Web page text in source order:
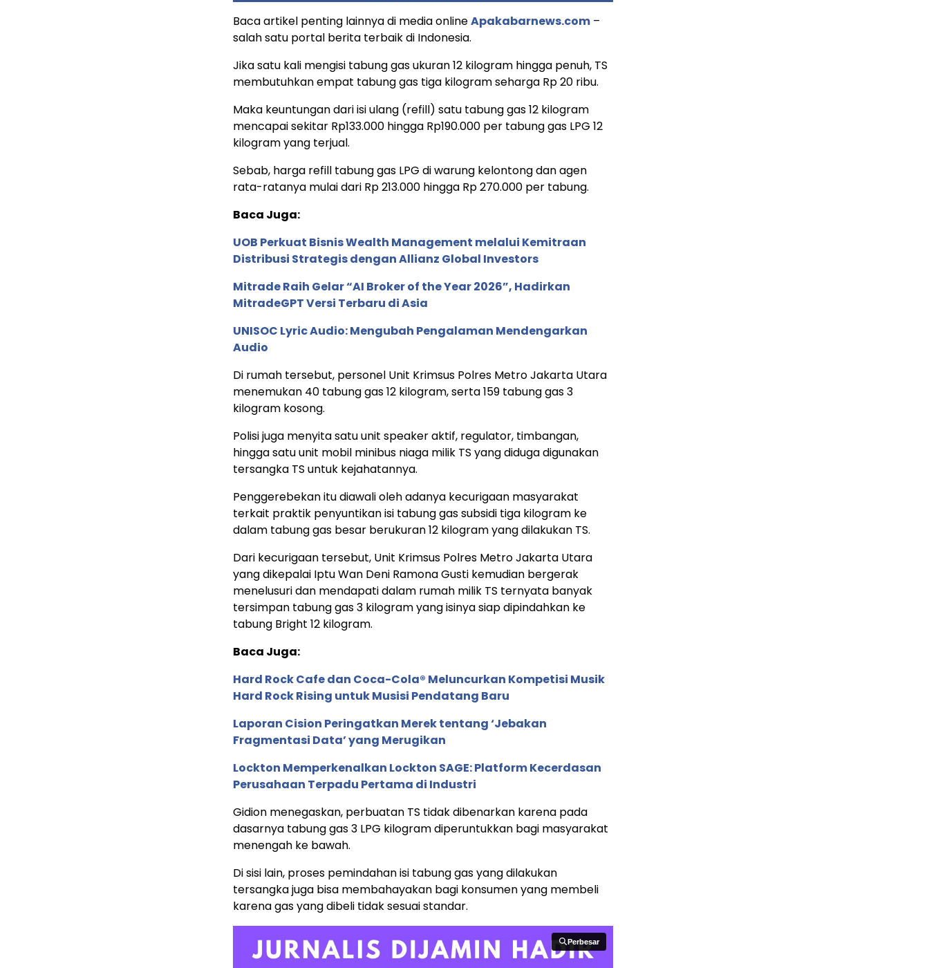
Baca artikel penting lainnya di media onlineApakabarnews.com –
salah satu portal berita terbaik di Indonesia.
Jika satu kali mengisi tabung gas ukuran 12 kilogram hingga penuh, TS
membutuhkan empat tabung gas tiga kilogram seharga Rp 20 ribu.
Maka keuntungan dari isi ulang (refill) satu tabung gas 12 kilogram
mencapai sekitar Rp133.000 hingga Rp190.000 per tabung gas LPG 12
kilogram yang terjual.
Sebab, harga refill tabung gas LPG di warung kelontong dan agen
rata-ratanya mulai dari Rp 213.000 hingga Rp 270.000 per tabung.
Baca Juga:
UOB Perkuat Bisnis Wealth Management melalui Kemitraan
Distribusi Strategis dengan Allianz Global Investors
Mitrade Raih Gelar “AI Broker of the Year 2026”, Hadirkan
MitradeGPT Versi Terbaru di Asia
UNISOC Lyric Audio: Mengubah Pengalaman Mendengarkan
Audio
Di rumah tersebut, personel Unit Krimsus Polres Metro Jakarta Utara
menemukan 40 tabung gas 12 kilogram, serta 159 tabung gas 3
kilogram kosong.
Polisi juga menyita satu unit speaker aktif, regulator, timbangan,
hingga satu unit mobil minibus niaga milik TS yang diduga digunakan
tersangka TS untuk kejahatannya.
Penggerebekan itu diawali oleh adanya kecurigaan masyarakat
terkait praktik penyuntikan isi tabung gas subsidi tiga kilogram ke
dalam tabung gas besar berukuran 12 kilogram yang dilakukan TS.
Dari kecurigaan tersebut, Unit Krimsus Polres Metro Jakarta Utara
yang dikepalai Iptu Wan Deni Ramona Gusti kemudian bergerak
menelusuri dan mendapati dalam rumah milik TS ternyata banyak
tersimpan tabung gas 3 kilogram yang isinya siap dipindahkan ke
tabung Bright 12 kilogram.
Baca Juga:
Hard Rock Cafe dan Coca-Cola® Meluncurkan Kompetisi Musik
Hard Rock Rising untuk Musisi Pendatang Baru
Laporan Cision Peringatkan Merek tentang ‘Jebakan
Fragmentasi Data’ yang Merugikan
Lockton Memperkenalkan Lockton SAGE: Platform Kecerdasan
Perusahaan Terpadu Pertama di Industri
Gidion menegaskan, perbuatan TS tidak dibenarkan karena pada
dasarnya tabung gas 3 LPG kilogram diperuntukkan bagi masyarakat
menengah ke bawah.
Di sisi lain, proses pemindahan isi tabung gas yang dilakukan
tersangka juga bisa membahayakan bagi konsumen yang membeli
karena gas yang dibeli tidak sesuai standar.
Perbesar
Perbesar